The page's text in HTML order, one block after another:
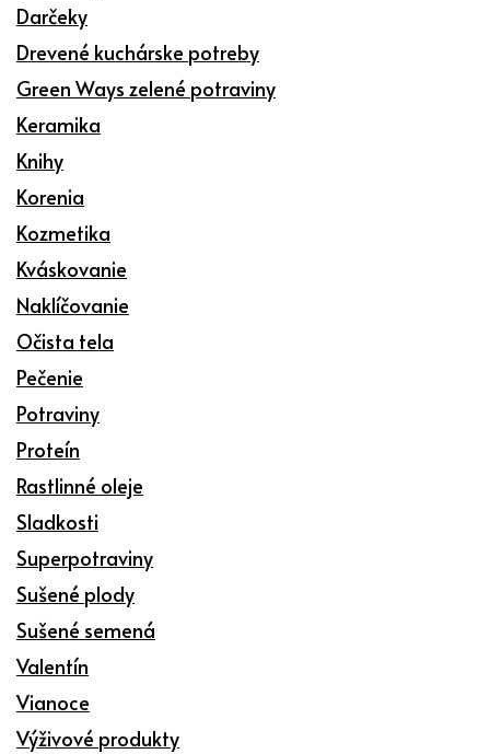
Darčeky
Drevené kuchárske potreby
Green Ways zelené potraviny
Keramika
Knihy
Korenia
Kozmetika
Kváskovanie
Naklíčovanie
Očista tela
Pečenie
Potraviny
Proteín
Rastlinné oleje
Sladkosti
Superpotraviny
Sušené plody
Sušené semená
Valentín
Vianoce
Výživové produkty